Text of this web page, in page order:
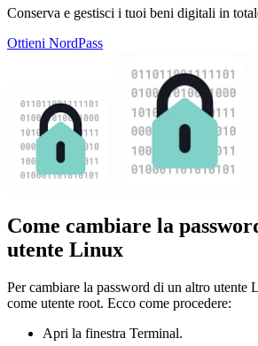
Conserva e gestisci i tuoi beni digitali in
Ottieni NordPass
Come cambiare la
utente Linux
Per cambiare la password di un altro utente
come utente root. Ecco come procedere:
Apri la finestra Terminal.